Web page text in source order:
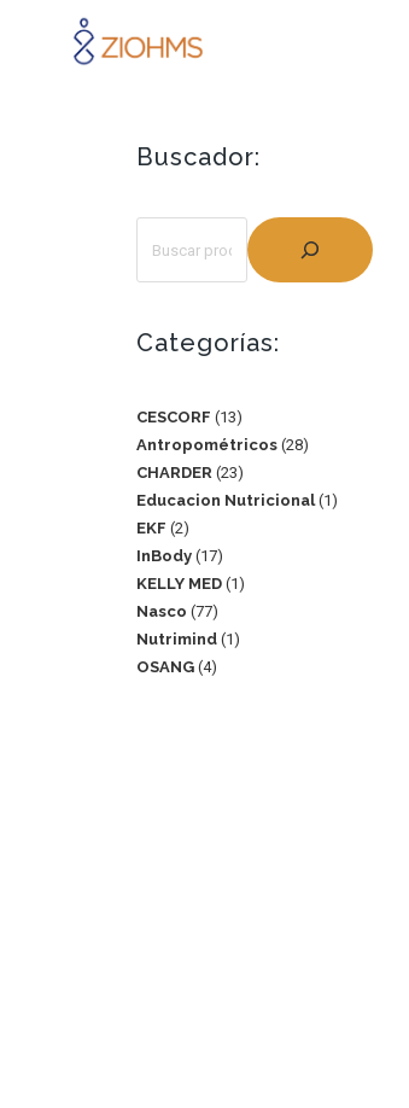
Buscador:
Categorías:
CESCORF 13
Antropométricos 28
CHARDER 23
Educacion Nutricional 1
EKF 2
InBody 17
KELLY MED 1
Nasco 77
Nutrimind 1
OSANG 4